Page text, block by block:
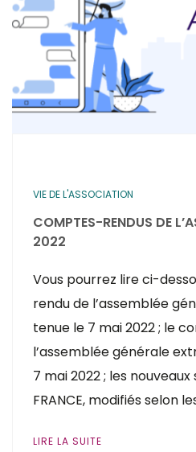
VIE DE L'ASSOCIATION
COMPTES-RENDUS DE
2022
Vous pourrez lire ci-
rendu de l’assemblée
tenue le 7 mai 2022 ; le
l’assemblée générale
7 mai 2022 ; les nouveaux
FRANCE, modifiés selon
LIRE LA SUITE